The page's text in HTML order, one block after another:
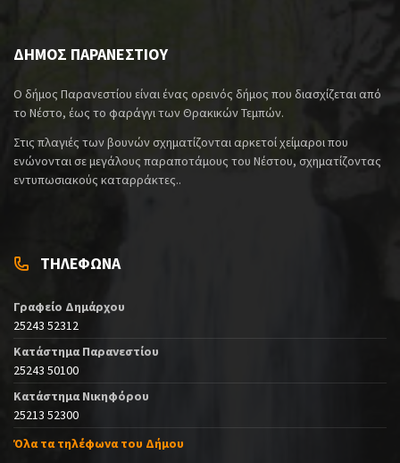
ΔΗΜΟΣ ΠΑΡΑΝΕΣΤΙΟΥ
Ο δήμος Παρανεστίου είναι ένας ορεινός δήμος που διασχίζεται από
το Νέστο, έως το φαράγγι των Θρακικών Τεμπών.
Στις πλαγιές των βουνών σχηματίζονται αρκετοί χείμαροι που
ενώνονται σε μεγάλους παραποτάμους του Νέστου, σχηματίζοντας
εντυπωσιακούς καταρράκτες..
ΤΗΛΕΦΩΝΑ
Γραφείο Δημάρχου
25243 52312
Κατάστημα Παρανεστίου
25243 50100
Κατάστημα Νικηφόρου
25213 52300
Όλα τα τηλέφωνα του Δήμου